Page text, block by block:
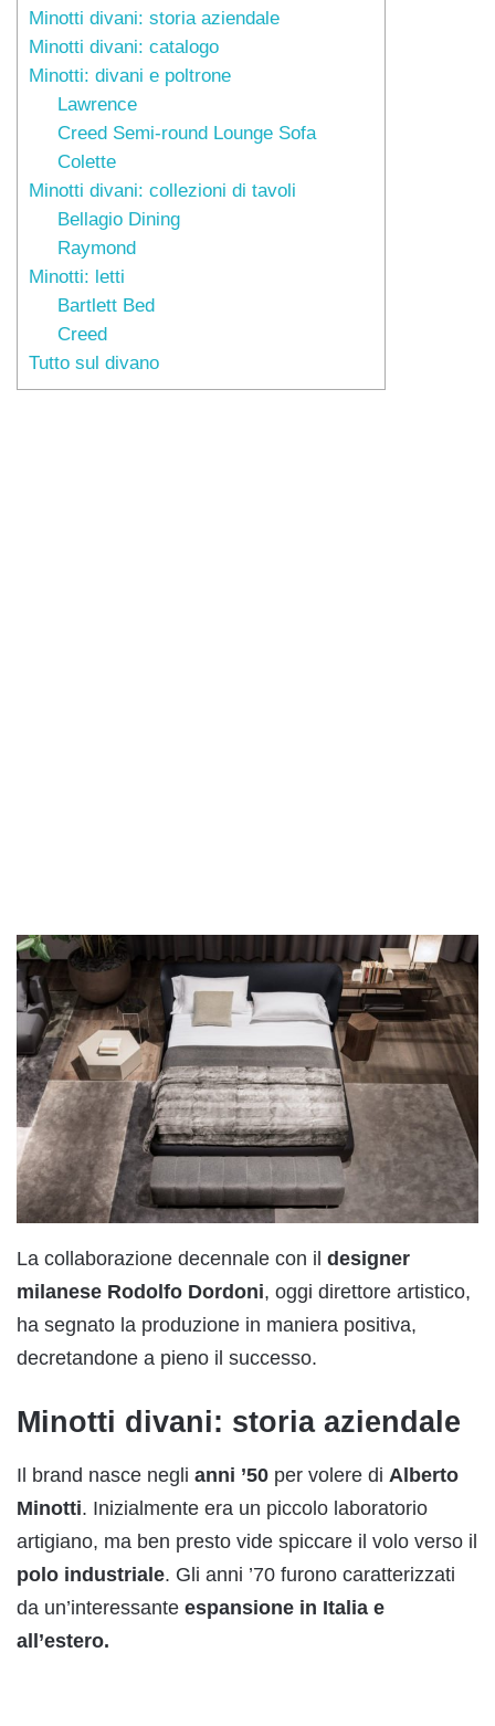
Minotti divani: storia aziendale
Minotti divani: catalogo
Minotti: divani e poltrone
Lawrence
Creed Semi-round Lounge Sofa
Colette
Minotti divani: collezioni di tavoli
Bellagio Dining
Raymond
Minotti: letti
Bartlett Bed
Creed
Tutto sul divano
La collaborazione decennale con il designer
milanese Rodolfo Dordoni, oggi direttore artistico,
ha segnato la produzione in maniera positiva,
decretandone a pieno il successo.
Minotti divani: storia aziendale
Il brand nasce negli anni ’50 per volere di Alberto
Minotti. Inizialmente era un piccolo laboratorio
artigiano, ma ben presto vide spiccare il volo verso il
polo industriale. Gli anni ’70 furono caratterizzati
da un’interessante espansione in Italia e
all’estero.